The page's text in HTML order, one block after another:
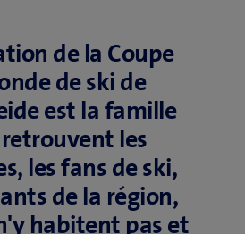
de la Coupe
de ski de
est la famille
les
les fans de ski,
de la région,
habitent pas et